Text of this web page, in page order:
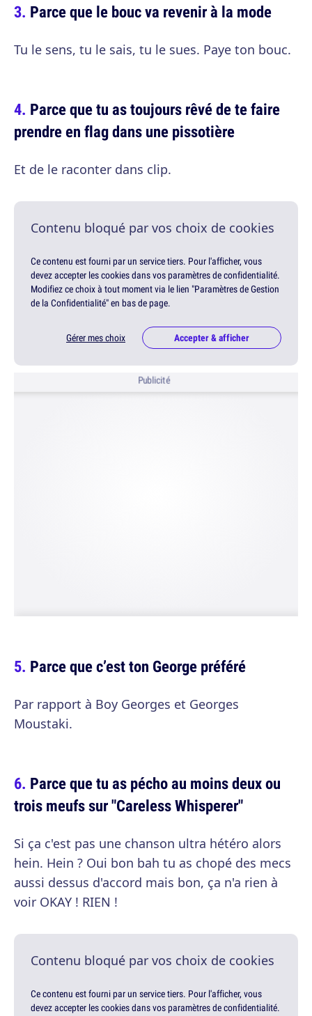
Parce que le bouc va revenir à la mode
Tu le sens, tu le sais, tu le sues. Paye ton bouc.
Parce que tu as toujours rêvé de te faire
prendre en flag dans une pissotière
Et de le raconter dans clip.
Contenu bloqué par vos choix de cookies
Ce contenu est fourni par un service tiers. Pour l'afficher, vous
devez accepter les cookies dans vos paramètres de confidentialité.
Modifiez ce choix à tout moment via le lien "Paramètres de Gestion
de la Confidentialité" en bas de page.
Gérer mes choix Accepter & afficher
Publicité
Parce que c’est ton George préféré
Par rapport à Boy Georges et Georges
Moustaki.
Parce que tu as pécho au moins deux ou
trois meufs sur "Careless Whisperer"
Si ça c'est pas une chanson ultra hétéro alors
hein. Hein ? Oui bon bah tu as chopé des mecs
aussi dessus d'accord mais bon, ça n'a rien à
voir OKAY ! RIEN !
Contenu bloqué par vos choix de cookies
Ce contenu est fourni par un service tiers. Pour l'afficher, vous
devez accepter les cookies dans vos paramètres de confidentialité.